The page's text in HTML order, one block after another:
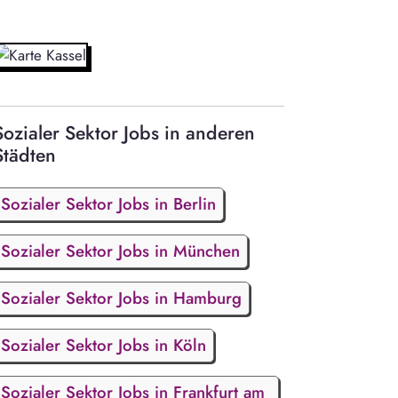
Sektor Jobs in anderen
Sozialer Sektor Jobs in Berlin
Sozialer Sektor Jobs in München
Sozialer Sektor Jobs in Hamburg
Sozialer Sektor Jobs in Köln
Sozialer Sektor Jobs in Frankfurt am